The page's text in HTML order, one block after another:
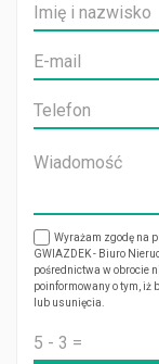
Wyrażam zgodę na
GWIAZDEK - Biuro
pośrednictwa w obrocie
poinformowany o tym, iż
lub usunięcia.